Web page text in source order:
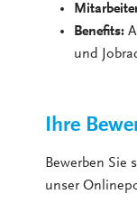
Benefits:
und
Ihre
Bewerben Sie
unser